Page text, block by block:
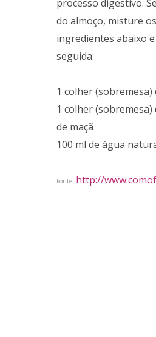
processo digestivo.
do almoço, misture os
ingredientes abaixo
seguida:
1 colher (sobremesa)
1 colher (sobremesa)
de maçã
100 ml de água
Fonte: http://